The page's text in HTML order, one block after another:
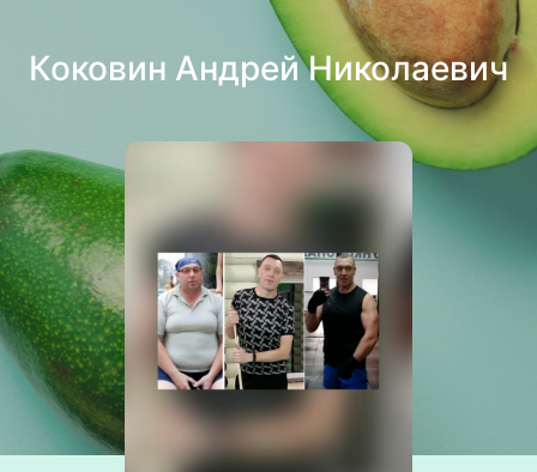
Коковин Андрей Николаевич